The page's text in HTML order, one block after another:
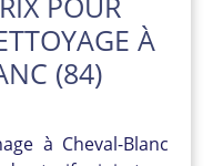
À
(84)
à Cheval-Blanc